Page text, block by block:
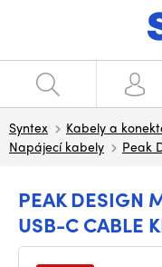
Syntex Kabely a
Napájecí kabely
Peak
PEAK DESIGN
USB-C CABLE